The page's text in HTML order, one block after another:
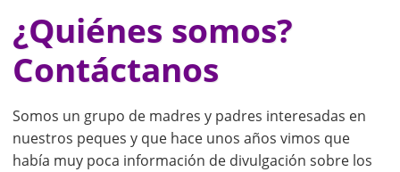
¿Quiénes somos?
Contáctanos
Somos un grupo de madres y padres interesadas en
nuestros peques y que hace unos años vimos que
había muy poca información de divulgación sobre los